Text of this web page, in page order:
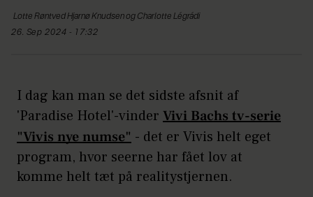
Lotte Røntved Hjarnø Knudsen og Charlotte Légrádi
26. Sep 2024 - 17:32
I dag kan man se det sidste afsnit af
'Paradise Hotel'-vinder Vivi Bachs tv-serie
"Vivis nye numse" - det er Vivis helt eget
program, hvor seerne har fået lov at
komme helt tæt på realitystjernen.